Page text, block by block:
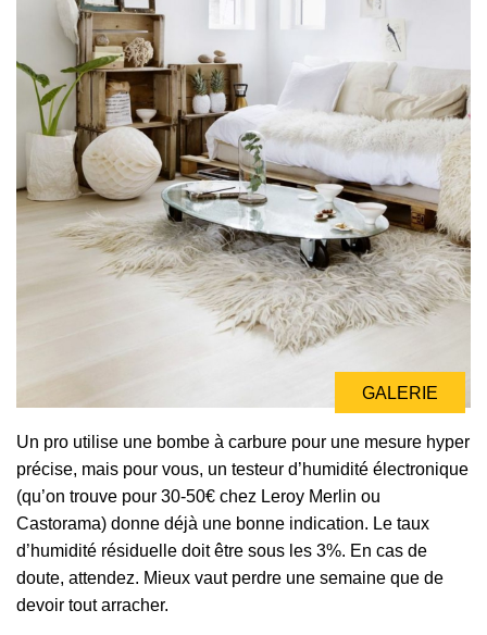
GALERIE
Un pro utilise une bombe à carbure pour une mesure hyper
précise, mais pour vous, un testeur d’humidité électronique
(qu’on trouve pour 30-50€ chez Leroy Merlin ou
Castorama) donne déjà une bonne indication. Le taux
d’humidité résiduelle doit être sous les 3%. En cas de
doute, attendez. Mieux vaut perdre une semaine que de
devoir tout arracher.